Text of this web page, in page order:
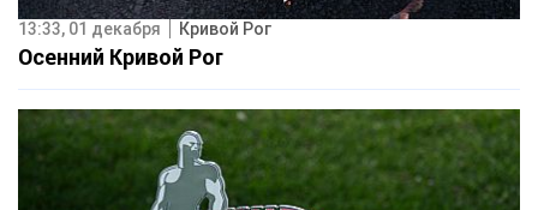
13:33, 01 декабря Кривой Рог
Осенний Кривой Рог